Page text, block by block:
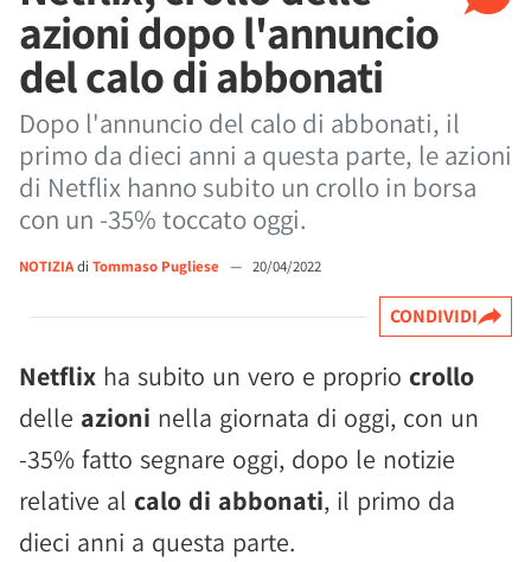
azioni dopo l'annuncio
del calo di abbonati
Dopo l'annuncio del calo di abbonati, il
primo da dieci anni a questa parte, le azioni
di Netflix hanno subito un crollo in borsa
con un -35% toccato oggi.
NOTIZIAdi Tommaso Pugliese — 20/04/2022
CONDIVIDI
Netflix ha subito un vero e proprio crollo
delle azioni nella giornata di oggi, con un
-35% fatto segnare oggi, dopo le notizie
relative al calo di abbonati, il primo da
dieci anni a questa parte.